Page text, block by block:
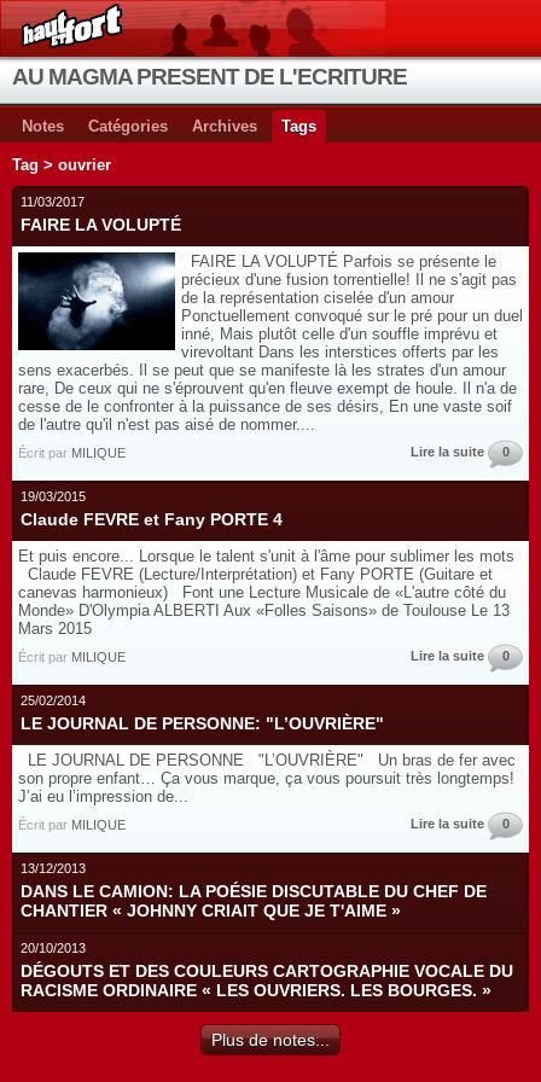
AU MAGMA PRESENT DE L'ECRITURE
Notes Catégories Archives Tags
Tag > ouvrier
11/03/2017
FAIRE LA VOLUPTÉ
FAIRE LA VOLUPTÉ Parfois se présente le
précieux d'une fusion torrentielle! Il ne s'agit pas
de la représentation ciselée d'un amour
Ponctuellement convoqué sur le pré pour un duel
inné, Mais plutôt celle d'un souffle imprévu et
virevoltant Dans les interstices offerts par les
sens exacerbés. Il se peut que se manifeste là les strates d'un amour
rare, De ceux qui ne s'éprouvent qu'en fleuve exempt de houle. Il n'a de
cesse de le confronter à la puissance de ses désirs, En une vaste soif
de l'autre qu'il n'est pas aisé de nommer....
Écrit par MILIQUE Lire la suite 0
19/03/2015
Claude FEVRE et Fany PORTE 4
Et puis encore... Lorsque le talent s'unit à l'âme pour sublimer les mots
Claude FEVRE (Lecture/Interprétation) et Fany PORTE (Guitare et
canevas harmonieux) Font une Lecture Musicale de «L'autre côté du
Monde» D'Olympia ALBERTI Aux «Folles Saisons» de Toulouse Le 13
Mars 2015
Écrit par MILIQUE Lire la suite 0
25/02/2014
LE JOURNAL DE PERSONNE: "L’OUVRIÈRE"
LE JOURNAL DE PERSONNE "L’OUVRIÈRE" Un bras de fer avec
son propre enfant… Ça vous marque, ça vous poursuit très longtemps!
J’ai eu l’impression de...
Écrit par MILIQUE Lire la suite 0
13/12/2013
DANS LE CAMION: LA POÉSIE DISCUTABLE DU CHEF DE
CHANTIER « JOHNNY CRIAIT QUE JE T'AIME »
20/10/2013
DÉGOUTS ET DES COULEURS CARTOGRAPHIE VOCALE DU
RACISME ORDINAIRE « LES OUVRIERS. LES BOURGES. »
Plus de notes...